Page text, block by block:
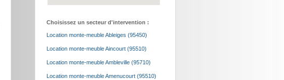
Choisissez un secteur d'intervention :
Location monte-meuble Ableiges (95450)
Location monte-meuble Aincourt (95510)
Location monte-meuble Ambleville (95710)
Location monte-meuble Amenucourt (95510)